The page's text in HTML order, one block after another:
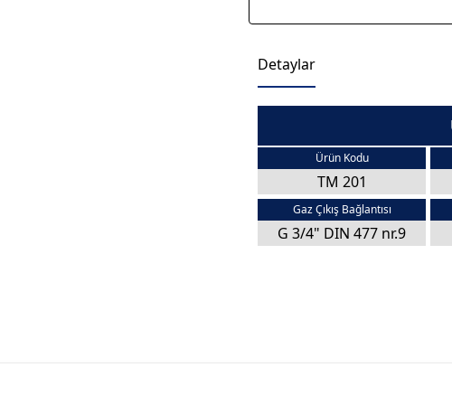
Detaylar
Ürün Kodu
TM 201
Gaz Çıkış Bağlantısı
G 3/4" DIN 477 nr.9